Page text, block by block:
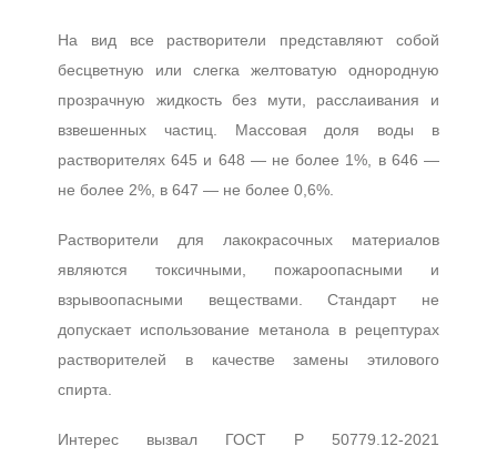
На вид все растворители представляют собой
бесцветную или слегка желтоватую однородную
прозрачную жидкость без мути, расслаивания и
взвешенных частиц. Массовая доля воды в
растворителях 645 и 648 — не более 1%, в 646 —
не более 2%, в 647 — не более 0,6%.
Растворители для лакокрасочных материалов
являются токсичными, пожароопасными и
взрывоопасными веществами. Стандарт не
допускает использование метанола в рецептурах
растворителей в качестве замены этилового
спирта.
Интерес вызвал ГОСТ Р 50779.12-2021